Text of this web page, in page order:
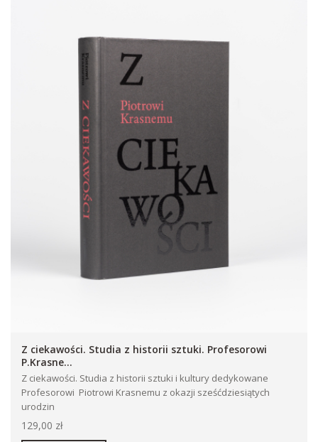
Z ciekawości. Studia z historii sztuki. Profesorowi
P.Krasne...
Z ciekawości. Studia z historii sztuki i kultury dedykowane
Profesorowi Piotrowi Krasnemu z okazji sześćdziesiątych
urodzin
129,00 zł